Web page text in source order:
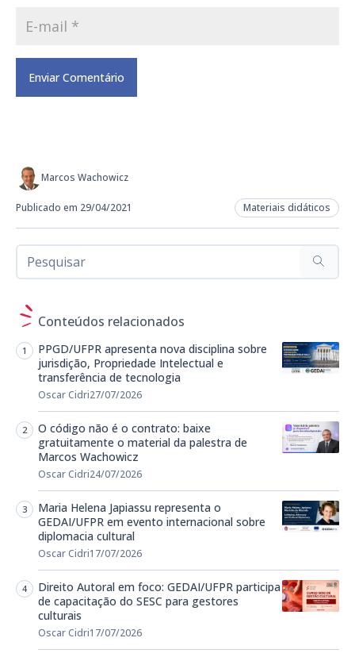
Marcos Wachowicz
Publicado em 29/04/2021 Materiais didáticos
Conteúdos relacionados
PPGD/UFPR apresenta nova disciplina sobre
jurisdição, Propriedade Intelectual e
transferência de tecnologia
Oscar Cidri27/07/2026
O código não é o contrato: baixe
gratuitamente o material da palestra de
Marcos Wachowicz
Oscar Cidri24/07/2026
Maria Helena Japiassu representa o
GEDAI/UFPR em evento internacional sobre
diplomacia cultural
Oscar Cidri17/07/2026
Direito Autoral em foco: GEDAI/UFPR participa
de capacitação do SESC para gestores
culturais
Oscar Cidri17/07/2026